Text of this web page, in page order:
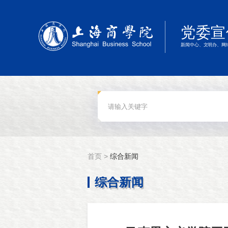
首页 > 综合新闻
综合新闻